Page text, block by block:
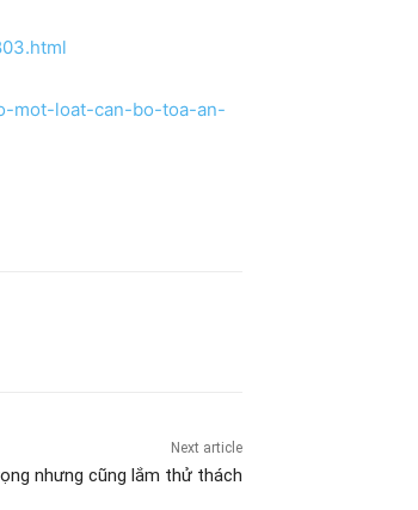
mot-loat-can-bo-toa-an-
Next article
nhưng cũng lắm thử thách